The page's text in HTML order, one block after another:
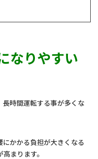
なりやすい
時間運転する事が多くな
かかる負担が大きくなる
まります。